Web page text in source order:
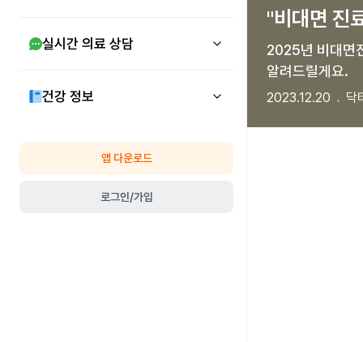
실시간 의료 상담
건강 정보
앱 다운로드
로그인/가입
"비대면 진
2025년 비대면
알려드릴게요.
2023.12.20 닥